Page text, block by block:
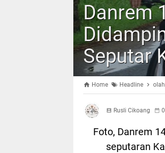
Danrem
Seputar
Home Headline
Rusli Cikoang
Foto, Danrem
seputaran